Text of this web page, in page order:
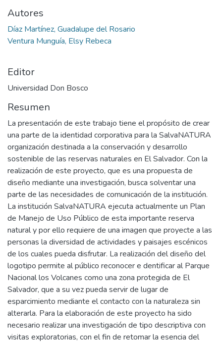
Autores
Díaz Martínez, Guadalupe del Rosario
Ventura Munguía, Elsy Rebeca
Editor
Universidad Don Bosco
Resumen
La presentación de este trabajo tiene el propósito de crear
una parte de la identidad corporativa para la SalvaNATURA
organización destinada a la conservación y desarrollo
sostenible de las reservas naturales en El Salvador. Con la
realización de este proyecto, que es una propuesta de
diseño mediante una investigación, busca solventar una
parte de las necesidades de comunicación de la institución.
La institución SalvaNATURA ejecuta actualmente un Plan
de Manejo de Uso Público de esta importante reserva
natural y por ello requiere de una imagen que proyecte a las
personas la diversidad de actividades y paisajes escénicos
de los cuales pueda disfrutar. La realización del diseño del
logotipo permite al público reconocer e dentificar al Parque
Nacional los Volcanes como una zona protegida de El
Salvador, que a su vez pueda servir de lugar de
esparcimiento mediante el contacto con la naturaleza sin
alterarla. Para la elaboración de este proyecto ha sido
necesario realizar una investigación de tipo descriptiva con
visitas exploratorias, con el fin de retomar la esencia del